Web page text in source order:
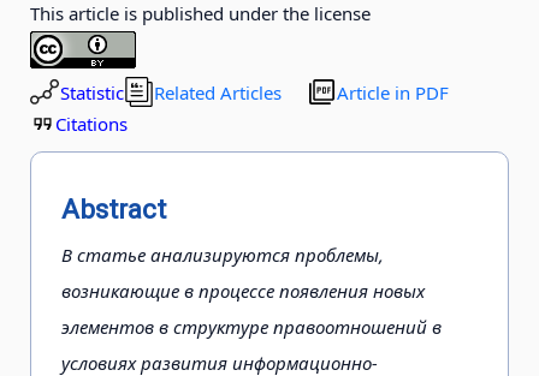
This article is published under the license
Statistic Related Articles
Article in PDF
Citations
Abstract
В статье анализируются проблемы,
возникающие в процессе появления новых
элементов в структуре правоотношений в
условиях развития информационно-